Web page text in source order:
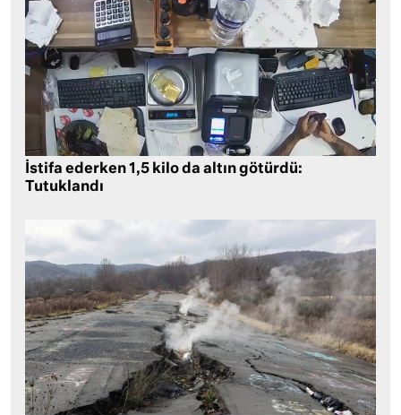
İstifa ederken 1,5 kilo da altın götürdü:
Tutuklandı